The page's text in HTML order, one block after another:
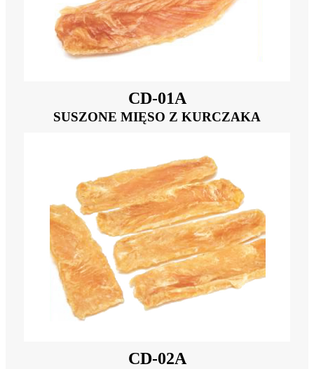
CD-01A
SUSZONE MIĘSO Z KURCZAKA
CD-02A